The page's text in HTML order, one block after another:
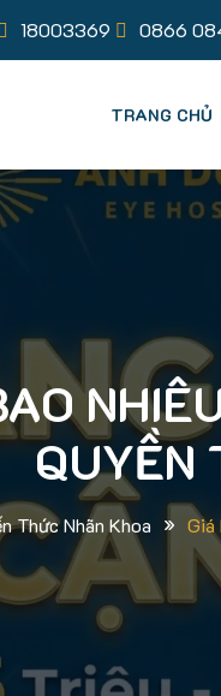
18003369 0866
TRANG CHỦ
QUYỀN
Thức Nhãn Khoa » Giá